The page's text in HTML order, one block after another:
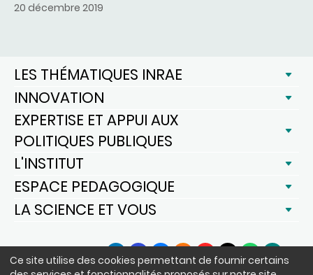
Ce site utilise des cookies permettant de fournir certains
20 décembre 2019
LES THÉMATIQUES INRAE
INNOVATION
EXPERTISE ET APPUI AUX
POLITIQUES PUBLIQUES
L'INSTITUT
ESPACE PEDAGOGIQUE
LA SCIENCE ET VOUS
SUIVEZ-NOUS
LinkedInFacebook
BlueSkyInstagram
YouTube
X WhatsAppPodcasts